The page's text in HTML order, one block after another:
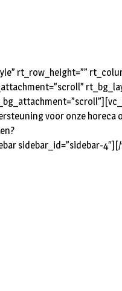
voor onze horeca
sidebar_id=”sidebar-